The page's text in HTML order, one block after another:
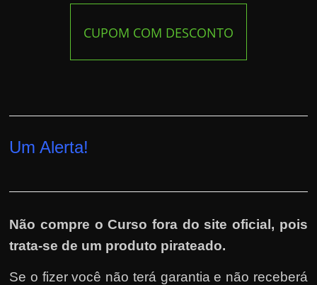
CUPOM COM DESCONTO
Um Alerta!
Não compre o Curso fora do site oficial, pois
trata-se de um produto pirateado.
Se o fizer você não terá garantia e não receberá